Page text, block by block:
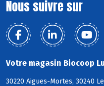
Nous suivre sur
Votre magasin Biocoop
30220 Aigues-Mortes, 30240